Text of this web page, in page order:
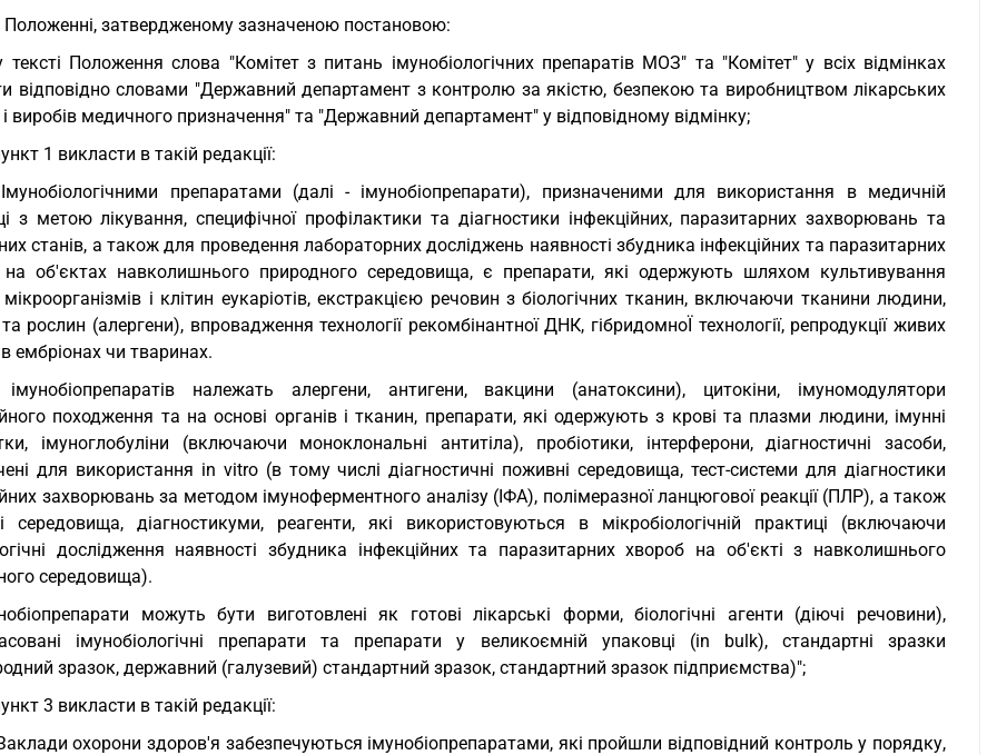
Положенні, затвердженому зазначеною постановою:
тексті Положення слова "Комітет з питань імунобіологічних препаратів МОЗ" та "Комітет" у всіх відмінках
відповідно словами "Державний департамент з контролю за якістю, безпекою та виробництвом лікарських
і виробів медичного призначення" та "Державний департамент" у відповідному відмінку;
1 викласти в такій редакції:
препаратами (далі - імунобіопрепарати), призначеними для використання в медичній
з метою лікування, специфічної профілактики та діагностики інфекційних, паразитарних захворювань та
станів, а також для проведення лабораторних досліджень наявності збудника інфекційних та паразитарних
на об'єктах навколишнього природного середовища, є препарати, які одержують шляхом культивування
і клітин еукаріотів, екстракцією речовин з біологічних тканин, включаючи тканини людини,
рослин (алергени), впровадження технології рекомбінантної ДНК, гібридомноЇ технології, репродукції живих
в ембріонах чи тваринах.
належать алергени, антигени, вакцини (анатоксини), цитокіни, імуномодулятори
походження та на основі органів і тканин, препарати, які одержують з крові та плазми людини, імунні
імуноглобуліни (включаючи моноклональні антитіла), пробіотики, інтерферони, діагностичні засоби,
для використання in vitro (в тому числі діагностичні поживні середовища, тест-системи для діагностики
захворювань за методом імуноферментного аналізу (ІФА), полімеразної ланцюгової реакції (ПЛР), а також
середовища, діагностикуми, реагенти, які використовуються в мікробіологічній практиці (включаючи
дослідження наявності збудника інфекційних та паразитарних хвороб на об'єкті з навколишнього
середовища).
можуть бути виготовлені як готові лікарські форми, біологічні агенти (діючі речовини),
імунобіологічні препарати та препарати у великоємній упаковці (in bulk), стандартні зразки
зразок, державний (галузевий) стандартний зразок, стандартний зразок підприємства)";
3 викласти в такій редакції:
охорони здоров'я забезпечуються імунобіопрепаратами, які пройшли відповідний контроль у порядку,